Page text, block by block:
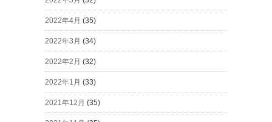
2022年4月 (35)
2022年3月 (34)
2022年2月 (32)
2022年1月 (33)
2021年12月 (35)